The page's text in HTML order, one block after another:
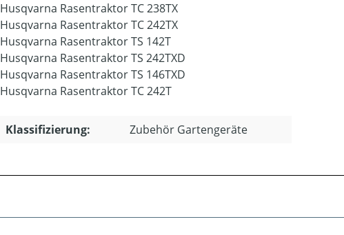
Husqvarna Rasentraktor TC 238TX
Husqvarna Rasentraktor TC 242TX
Husqvarna Rasentraktor TS 142T
Husqvarna Rasentraktor TS 242TXD
Husqvarna Rasentraktor TS 146TXD
Husqvarna Rasentraktor TC 242T
Klassifizierung: Zubehör Gartengeräte